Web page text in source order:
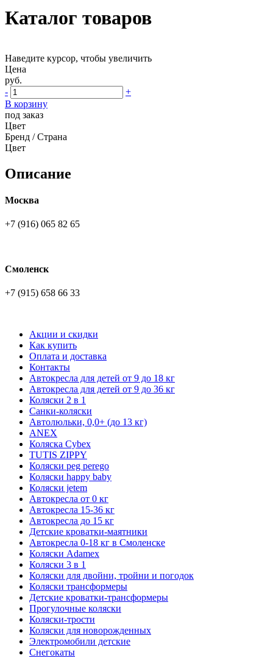
Каталог товаров
Наведите курсор, чтобы увеличить
Цена
руб.
-
+
В корзину
под заказ
Цвет
Бренд / Страна
Цвет
Описание
Москва
+7 (916) 065 82 65
Смоленск
+7 (915) 658 66 33
Акции и скидки
Как купить
Оплата и доставка
Контакты
Автокресла для детей от 9 до 18 кг
Автокресла для детей от 9 до 36 кг
Коляски 2 в 1
Санки-коляски
Автолюльки, 0,0+ (до 13 кг)
ANEX
Коляска Cybex
TUTIS ZIPPY
Коляски peg perego
Коляски happy baby
Коляски jetem
Автокресла от 0 кг
Автокресла 15-36 кг
Автокресла до 15 кг
Детские кроватки-маятники
Автокресла 0-18 кг в Смоленске
Коляски Adamex
Коляски 3 в 1
Коляски для двойни, тройни и погодок
Коляски трансформеры
Детские кроватки-трансформеры
Прогулочные коляски
Коляски-трости
Коляски для новорожденных
Электромобили детские
Снегокаты